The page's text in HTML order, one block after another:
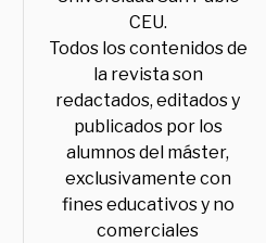
CEU.
Todos los contenidos de
la revista son
redactados, editados y
publicados por los
alumnos del máster,
exclusivamente con
fines educativos y no
comerciales